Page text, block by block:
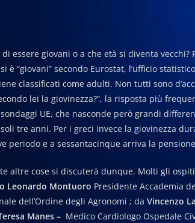
essere giovani o a che età si diventa
è “giovani” secondo Eurostat, l’ufficio
classificati come adulti. Non tutti sono
lei la giovinezza?”, la risposta più
UE, che nasconde però grandi
tre anni. Per i greci invece la giovinezza
periodo e a sessantacinque arriva la
altre cose si discuterà dunque. Molti gli
Leonardo Montuoro Presidente Accademia
dell’Ordine degli Agronomi ; da Vincenzo
Manes – Medico Cardiologo Ospedale